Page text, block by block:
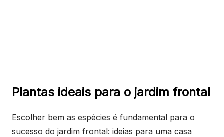
Plantas ideais para o jardim frontal
Escolher bem as espécies é fundamental para o
sucesso do jardim frontal: ideias para uma casa